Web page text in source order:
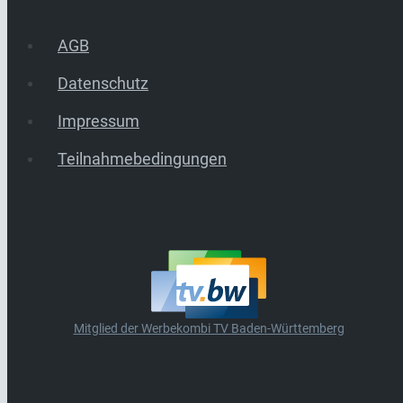
AGB
Datenschutz
Impressum
Teilnahmebedingungen
Mitglied der Werbekombi TV Baden-Württemberg